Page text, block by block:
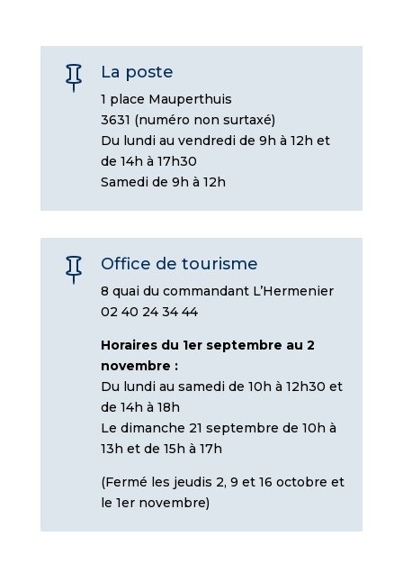
 La poste
1 place Mauperthuis
3631 (numéro non surtaxé)
Du lundi au vendredi de 9h à 12h et
de 14h à 17h30
Samedi de 9h à 12h
 Office de tourisme
8 quai du commandant L’Hermenier
02 40 24 34 44
Horaires du 1er septembre au 2
novembre :
Du lundi au samedi de 10h à 12h30 et
de 14h à 18h
Le dimanche 21 septembre de 10h à
13h et de 15h à 17h
(Fermé les jeudis 2, 9 et 16 octobre et
le 1er novembre)